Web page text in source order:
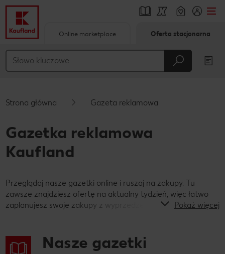
Główna treść
Online marketplace Oferta stacjonarna
Strona główna Gazeta reklamowa
Gazetka reklamowa
Kaufland
Przeglądaj nasze gazetki online i ruszaj na zakupy. Tu
zawsze znajdziesz ofertę na aktualny tydzień, więc łatwo
zaplanujesz swoje zakupy z wyprzedzeniem!
Pokaż więcej
Nasze gazetki